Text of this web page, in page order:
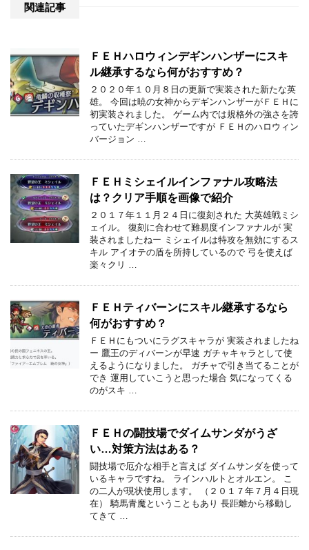
関連記事
ＦＥＨハロウィンデギンハンザーにスキ
ル継承するなら何がおすすめ？
２０２０年１０月８日の更新で実装された新たな英
雄。 今回は暁の女神からデギンハンザーがＦＥＨに
初実装されました。 ゲーム内では規格外の強さを誇
っていたデギンハンザーですが ＦＥＨのハロウィン
バージョン …
ＦＥＨミシェイルインファナル攻略法
は？クリア手順を画像で紹介
２０１７年１１月２４日に復刻された 大英雄戦ミシ
ェイル。 復刻に合わせて難易度インファナルが 実
装されましたねー ミシェイルは特攻を無効にするス
キル アイオテの盾を所持しているので 弓を使えば
楽々クリ …
ＦＥＨティバーンにスキル継承するなら
何がおすすめ？
ＦＥＨにもついにラグスキャラが 実装されましたね
ー 鷹王のディバーンが早速 ガチャキャラとして使
えるようになりました。 ガチャで引き当てることが
でき 運用していこうと思った場合 気になってくる
のがスキ …
ＦＥＨの闘技場でダイムサンダがうざ
い…対策方法はある？
闘技場で厄介な相手と言えば ダイムサンダを使って
いるキャラですね。 ラインハルトとオルエン。 こ
の二人が現状使用します。 （２０１７年７月４日現
在） 騎馬青魔ということもあり 長距離から移動し
てきて …